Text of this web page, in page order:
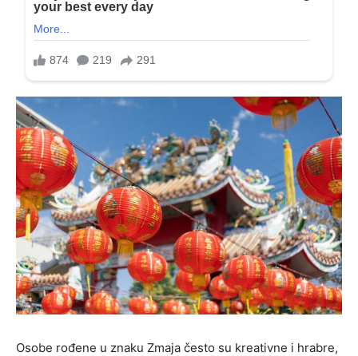
Osobe rođene u znaku Zmaja često su kreativne i hrabre,